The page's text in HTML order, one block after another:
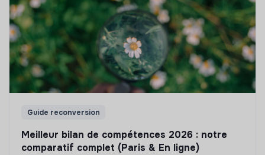
Guide reconversion
Meilleur bilan de compétences 2026 : notre
comparatif complet (Paris & En ligne)